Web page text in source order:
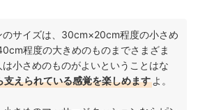
のサイズは、30cm×20cm程度の小さめ
程度の大きめのものまでさまざま
小さめのものがよいということはな
支えられている感覚を楽しめます よ。